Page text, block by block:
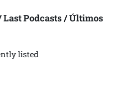
Podcasts / Últimos
listed